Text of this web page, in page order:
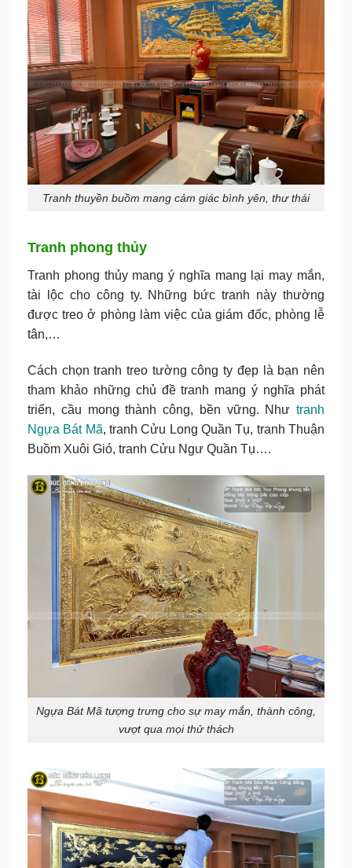
Tranh thuyền buồm mang cảm giác bình yên, thư thái
Tranh phong thủy
Tranh phong thủy mang ý nghĩa mang lại may mắn,
tài lộc cho công ty. Những bức tranh này thường
được treo ở phòng làm việc của giám đốc, phòng lễ
tân,…
Cách chọn tranh treo tường công ty đẹp là bạn nên
tham khảo những chủ đề tranh mang ý nghĩa phát
triển, cầu mong thành công, bền vững. Như tranh
Ngựa Bát Mã, tranh Cửu Long Quần Tụ, tranh Thuận
Buồm Xuôi Gió, tranh Cửu Ngư Quần Tụ….
Ngựa Bát Mã tượng trưng cho sự may mắn, thành công,
vượt qua mọi thử thách